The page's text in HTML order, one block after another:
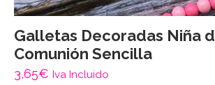
Galletas Decoradas Niña
Comunión Sencilla
3,65€ Iva Incluido